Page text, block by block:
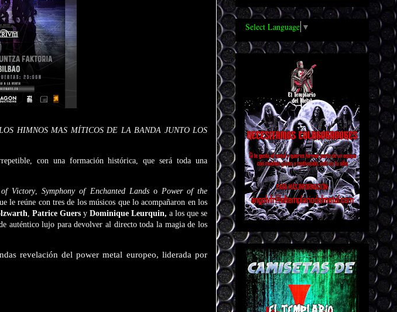
HIMNOS MAS MÍTICOS DE LA BANDA JUNTO LOS
con una formación histórica, que será toda una
Victory,Symphony of Enchanted Landso Power of the
le reúne con tres de los músicos que lo acompañaron en los
, Patrice Guers y Dominique Leurquin, a los que se
auténtico lujo para devolver al directo toda la magia de los
revelación del power metal europeo, liderada por
Select Language ▼